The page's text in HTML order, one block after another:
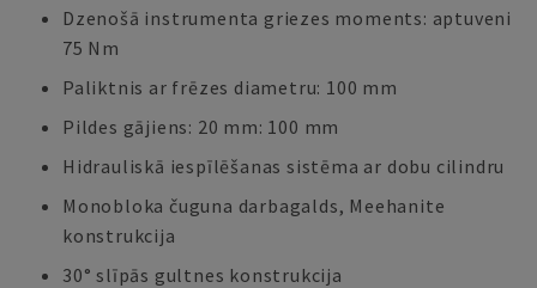
Dzenošā instrumenta griezes moments: aptuveni
75 Nm
Paliktnis ar frēzes diametru: 100 mm
Pildes gājiens: 20 mm: 100 mm
Hidrauliskā iespīlēšanas sistēma ar dobu cilindru
Monobloka čuguna darbagalds, Meehanite
konstrukcija
30° slīpās gultnes konstrukcija